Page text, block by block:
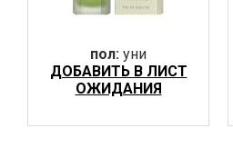
пол: уни
ДОБАВИТЬ В ЛИСТ
ОЖИДАНИЯ